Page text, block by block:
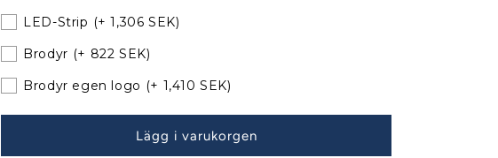
nya
bågar
nya
bågar
LED-Strip (+ 1,306 SEK)
Brodyr (+ 822 SEK)
Brodyr egen logo (+ 1,410 SEK)
Lägg i varukorgen